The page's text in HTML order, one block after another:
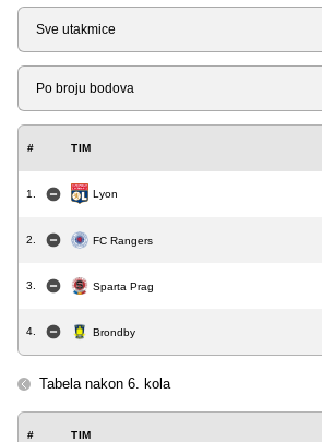
Tip
Liga
# TIM
1. Lyon
2. FC Rangers
3. Sparta Prag
4. Brondby
Tabela nakon 6. kola
# TIM